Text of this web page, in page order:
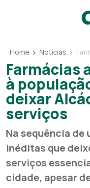
Home Notícias Farmácias asseguram
Farmácias
à
deixar
serviços
Na sequência de
inéditas que
serviços
cidade, apesar